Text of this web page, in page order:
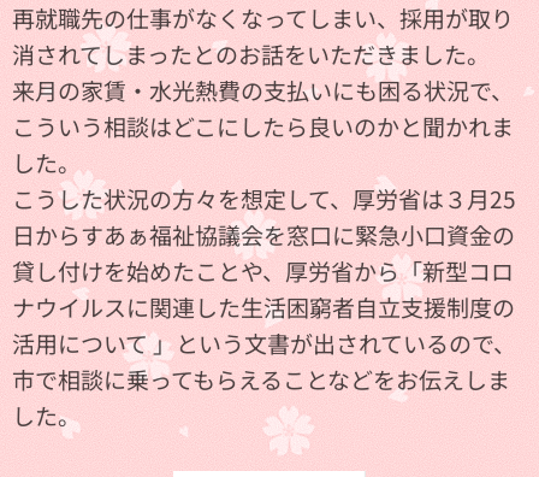
再就職先の仕事がなくなってしまい、採用が取り
消されてしまったとのお話をいただきました。
来月の家賃・水光熱費の支払いにも困る状況で、
こういう相談はどこにしたら良いのかと聞かれま
した。
こうした状況の方々を想定して、厚労省は３月25
日からすあぁ福祉協議会を窓口に緊急小口資金の
貸し付けを始めたことや、厚労省から「新型コロ
ナウイルスに関連した生活困窮者自立支援制度の
活用について 」という文書が出されているので、
市で相談に乗ってもらえることなどをお伝えしま
した。